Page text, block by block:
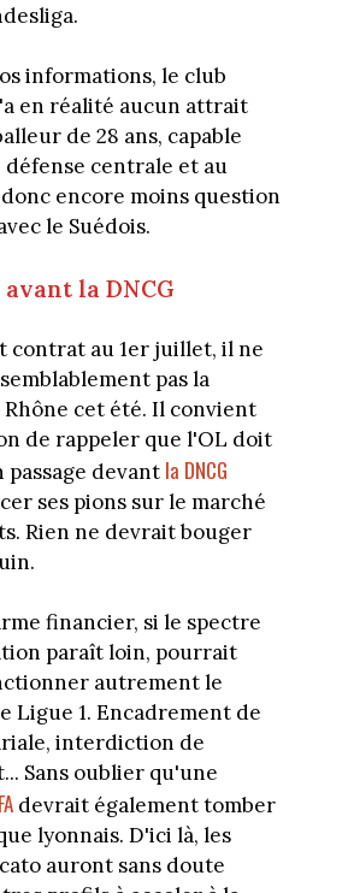
informations, le club
en réalité aucun attrait
de 28 ans, capable
centrale et au
encore moins question
le Suédois.
la DNCG
contrat au 1er juillet, il ne
pas la
cet été. Il convient
de rappeler que l'OL doit
devant la DNCG
ses pions sur le marché
Rien ne devrait bouger
financier, si le spectre
paraît loin, pourrait
autrement le
Ligue 1. Encadrement de
interdiction de
Sans oublier qu'une
devrait également tomber
lyonnais. D'ici là, les
auront sans doute